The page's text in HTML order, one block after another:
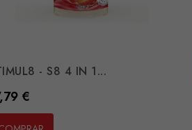
- S8 4 IN 1...
€